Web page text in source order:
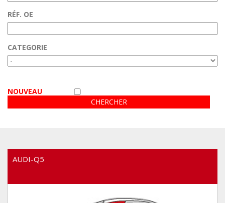
RÉF. OE
CATEGORIE
NOUVEAU
AUDI-Q5